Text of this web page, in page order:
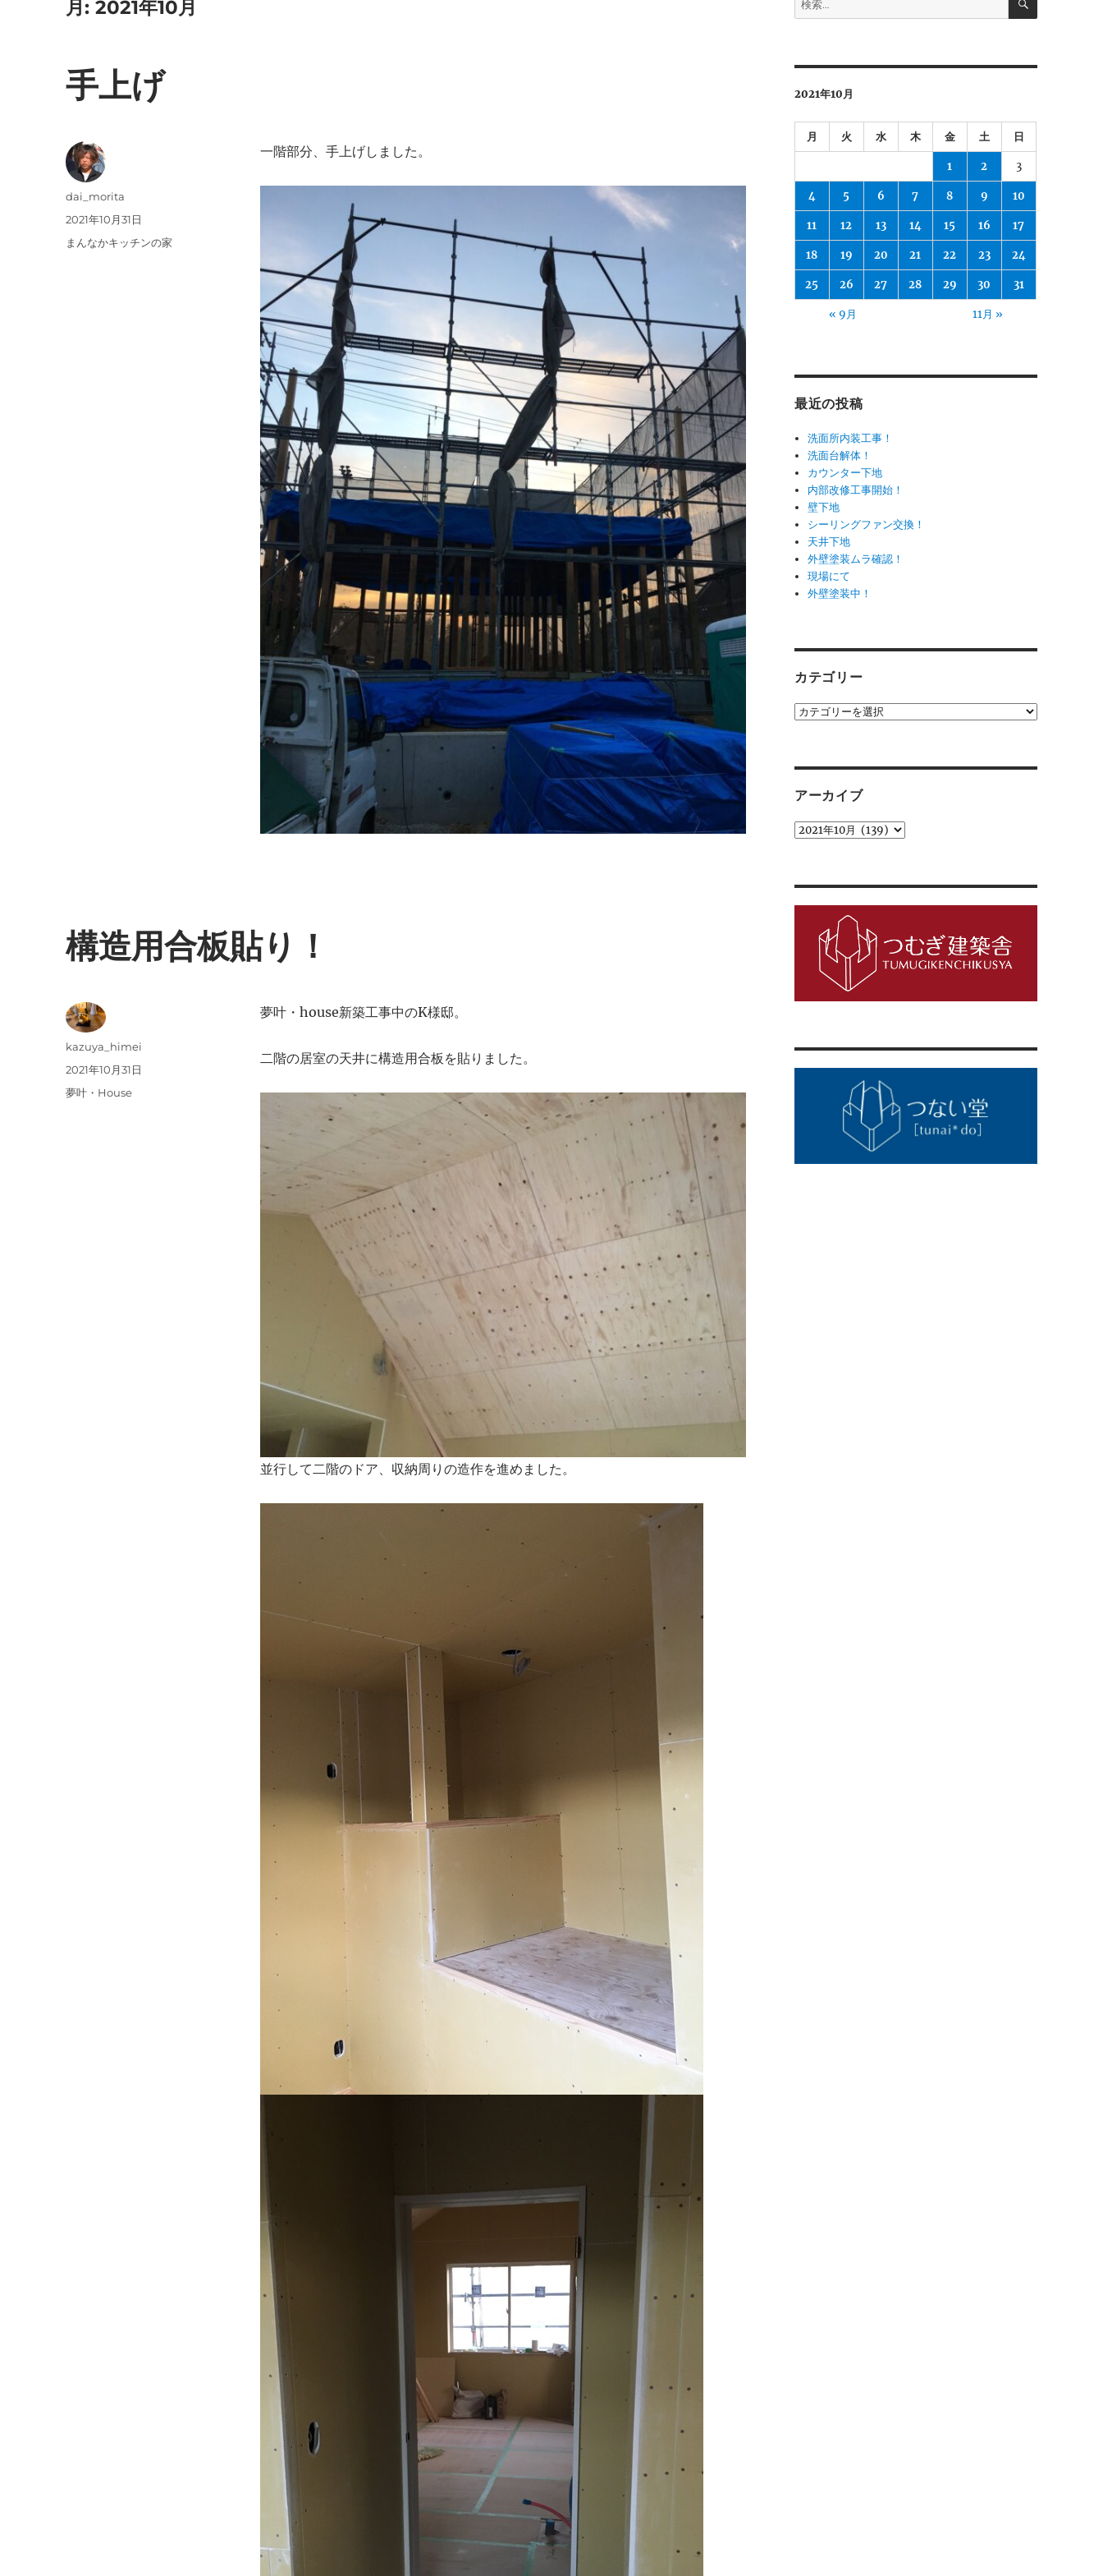
月:2021年10月
手上げ
一階部分、手上げしました。
投
稿
dai_morita
投
稿
2021年10月31日
カ
まんなかキッチンの家
構造用合板貼り！
夢叶・house新築工事中のK様邸。
二階の居室の天井に構造用合板を貼りました。
並行して二階のドア、収納周りの造作を進めました。
投
稿
kazuya_himei
投
稿
2021年10月31日
カ
夢叶・House
索:
2021年10月
月 火 水 木 金 土 日
1 2 3
4 5 6 7 8 9 10
11 12 13 14 15 16 17
18 19 20 21 22 23 24
25 26 27 28 29 30 31
« 9月 11月 »
最近の投稿
洗面所内装工事！
洗面台解体！
カウンター下地
内部改修工事開始！
壁下地
シーリングファン交換！
天井下地
外壁塗装ムラ確認！
現場にて
外壁塗装中！
カテゴリー
カ
アーカイブ
ア